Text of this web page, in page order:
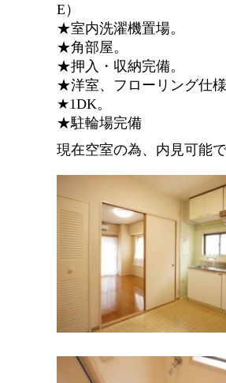
E）
★室内洗濯機置場。
★角部屋。
★押入・収納完備。
★洋室、フローリング仕様
★1DK。
★駐輪場完備
現在空室の為、内見可能で